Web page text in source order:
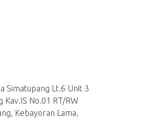
Simatupang Lt.6 Unit 3
Kav.IS No.01 RT/RW
Kebayoran Lama,